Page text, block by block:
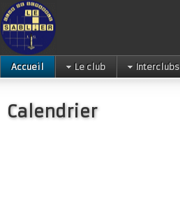
Accueil Le club Interclubs
Calendrier